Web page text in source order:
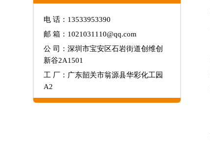
电 话：13533953390
邮 箱：1021031110@qq.com
公 司：深圳市宝安区石岩街道创维创
新谷2A1501
工 厂：广东韶关市翁源县华彩化工园
A2